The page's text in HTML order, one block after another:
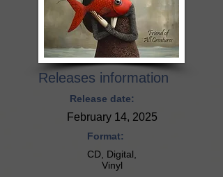
Releases information
Release date:
February 14, 2025
Format:
CD, Digital,
Vinyl